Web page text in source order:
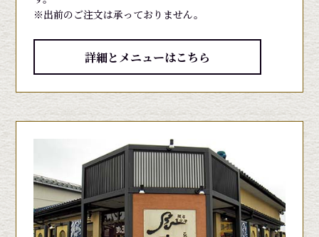
※出前のご注文は承っておりません。
詳細とメニューはこちら